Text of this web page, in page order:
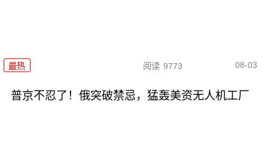
最热 阅读 9773 08-03
普京不忍了！俄突破禁忌，猛轰美资无人机工厂